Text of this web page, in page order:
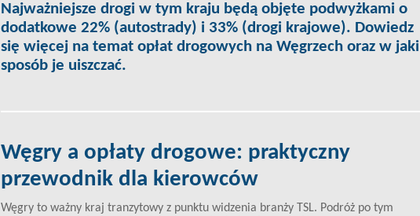
Najważniejsze drogi w tym kraju będą objęte podwyżkami o
dodatkowe 22% (autostrady) i 33% (drogi krajowe). Dowiedz
się więcej na temat opłat drogowych na Węgrzech oraz w jaki
sposób je uiszczać.
Węgry a opłaty drogowe: praktyczny
przewodnik dla kierowców
Węgry to ważny kraj tranzytowy z punktu widzenia branży TSL. Podróż po tym